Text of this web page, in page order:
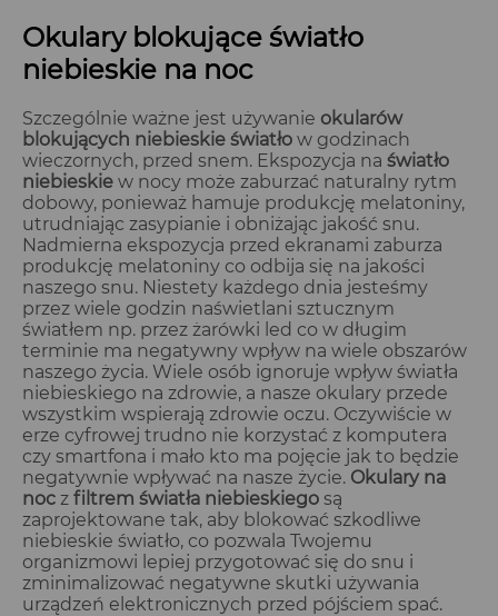
Okulary blokujące światło
niebieskie na noc
Szczególnie ważne jest używanie okularów
blokujących niebieskie światło w godzinach
wieczornych, przed snem. Ekspozycja na światło
niebieskie w nocy może zaburzać naturalny rytm
dobowy, ponieważ hamuje produkcję melatoniny,
utrudniając zasypianie i obniżając jakość snu.
Nadmierna ekspozycja przed ekranami zaburza
produkcję melatoniny co odbija się na jakości
naszego snu. Niestety każdego dnia jesteśmy
przez wiele godzin naświetlani sztucznym
światłem np. przez żarówki led co w długim
terminie ma negatywny wpływ na wiele obszarów
naszego życia. Wiele osób ignoruje wpływ światła
niebieskiego na zdrowie, a nasze okulary przede
wszystkim wspierają zdrowie oczu. Oczywiście w
erze cyfrowej trudno nie korzystać z komputera
czy smartfona i mało kto ma pojęcie jak to będzie
negatywnie wpływać na nasze życie. Okulary na
noc z filtrem światła niebieskiego są
zaprojektowane tak, aby blokować szkodliwe
niebieskie światło, co pozwala Twojemu
organizmowi lepiej przygotować się do snu i
zminimalizować negatywne skutki używania
urządzeń elektronicznych przed pójściem spać.